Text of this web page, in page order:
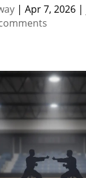
| Apr 7, 2026|